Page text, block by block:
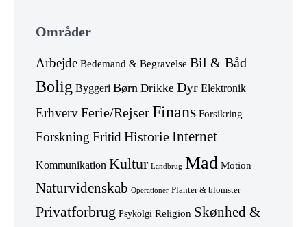
Områder
Arbejde Bedemand & Begravelse Bil & Båd
Bolig Byggeri Børn Drikke Dyr Elektronik
ErhvervFerie/RejserFinans Forsikring
Forskning Fritid HistorieInternet
Kommunikation Kultur Landbrug Mad Motion
Naturvidenskab Operationer Planter & blomster
Privatforbrug Psykolgi Religion Skønhed &